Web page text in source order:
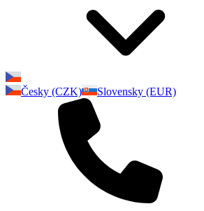
Česky (CZK)
Slovensky (EUR)